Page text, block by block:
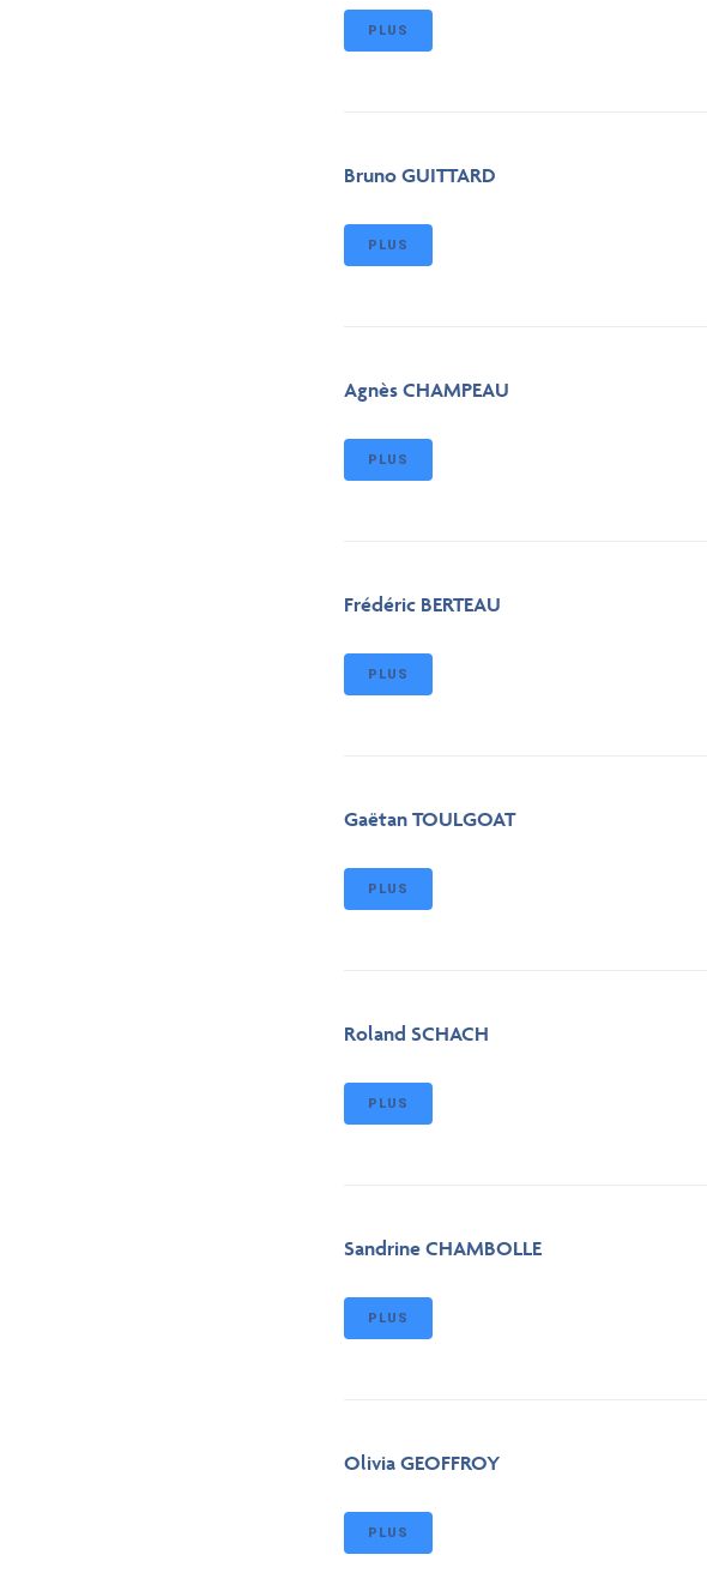
PLUS
Bruno GUITTARD
PLUS
Agnès CHAMPEAU
PLUS
Frédéric BERTEAU
PLUS
Gaëtan TOULGOAT
PLUS
Roland SCHACH
PLUS
Sandrine CHAMBOLLE
PLUS
Olivia GEOFFROY
PLUS